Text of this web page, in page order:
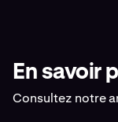
En savoir
Consultez notre